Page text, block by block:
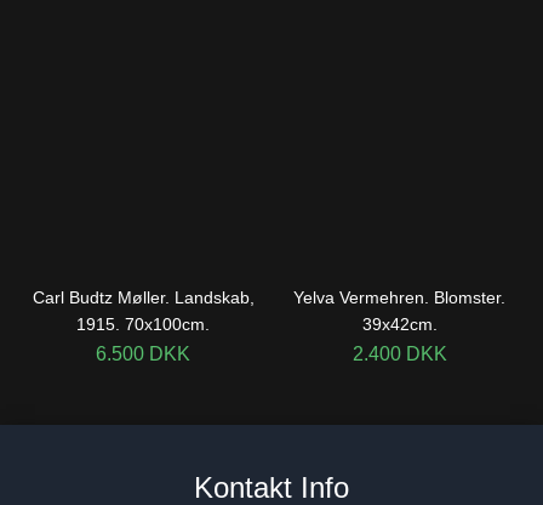
Carl Budtz Møller. Landskab,
1915. 70x100cm.
6.500 DKK
Yelva Vermehren. Blomster.
39x42cm.
2.400 DKK
Kontakt Info